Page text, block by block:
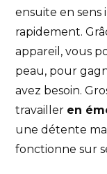
ensuite en sens
rapidement.
appareil, vous
peau, pour
avez besoin.
travailler en
une détente
fonctionne sur